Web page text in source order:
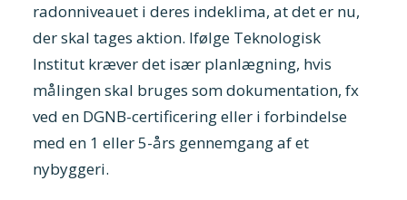
radonniveauet i deres indeklima, at det er nu,
der skal tages aktion. Ifølge Teknologisk
Institut kræver det især planlægning, hvis
målingen skal bruges som dokumentation, fx
ved en DGNB-certificering eller i forbindelse
med en 1 eller 5-års gennemgang af et
nybyggeri.